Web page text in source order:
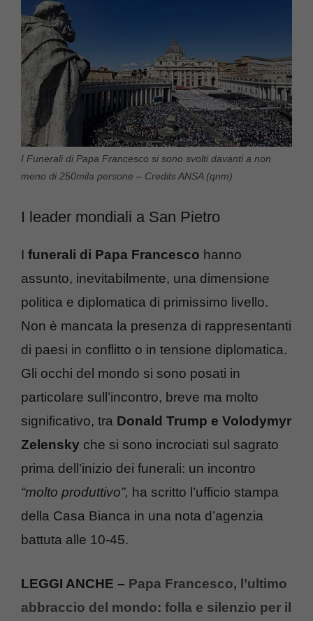
I Funerali di Papa Francesco si sono svolti davanti a non
meno di 250mila persone – Credits ANSA (qnm)
I leader mondiali a San Pietro
I funerali di Papa Francesco hanno
assunto, inevitabilmente, una dimensione
politica e diplomatica di primissimo livello.
Non è mancata la presenza di rappresentanti
di paesi in conflitto o in tensione diplomatica.
Gli occhi del mondo si sono posati in
particolare sull’incontro, breve ma molto
significativo, tra Donald Trump e Volodymyr
Zelensky che si sono incrociati sul sagrato
prima dell’inizio dei funerali: un incontro
“molto produttivo”, ha scritto l’ufficio stampa
della Casa Bianca in una nota d’agenzia
battuta alle 10-45.
LEGGI ANCHE – Papa Francesco, l’ultimo
abbraccio del mondo: folla e silenzio per il